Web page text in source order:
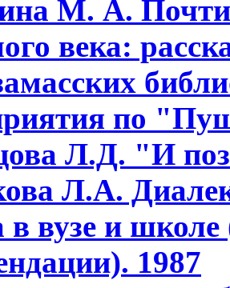
М. А. Почти
века:
по
Л.Д. "И
Л.А.
в вузе и
1987